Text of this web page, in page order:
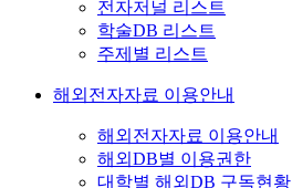
전자저널 리스트
학술DB 리스트
주제별 리스트
해외전자자료 이용안내
해외전자자료 이용안내
해외DB별 이용권한
대학별 해외DB 구독현황